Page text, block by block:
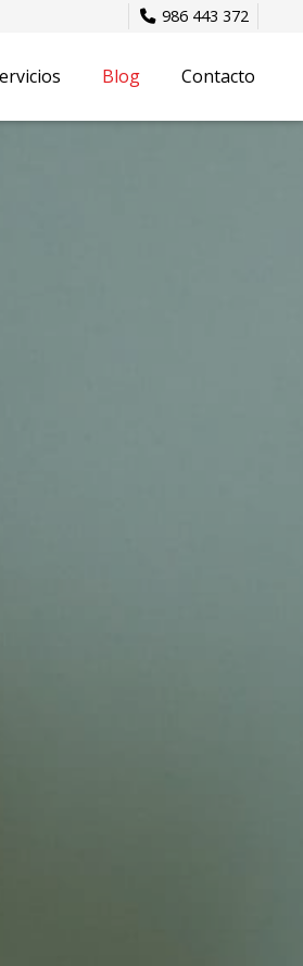
986 443 372
Blog Contacto